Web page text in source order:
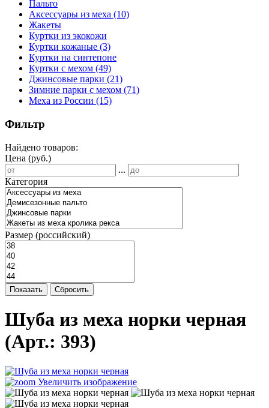
Пальто
Аксессуары из меха (10)
Жакеты
Куртки из экокожи
Куртки кожаные (3)
Куртки на синтепоне
Куртки с мехом (49)
Джинсовые парки (21)
Зимние парки с мехом (71)
Меха из России (15)
Фильтр
Найдено товаров:
Цена (руб.)
...
Категория
Размер (российский)
Показать Сбросить
Шуба из меха норки черная
(Арт.: 393)
Увеличить изображение